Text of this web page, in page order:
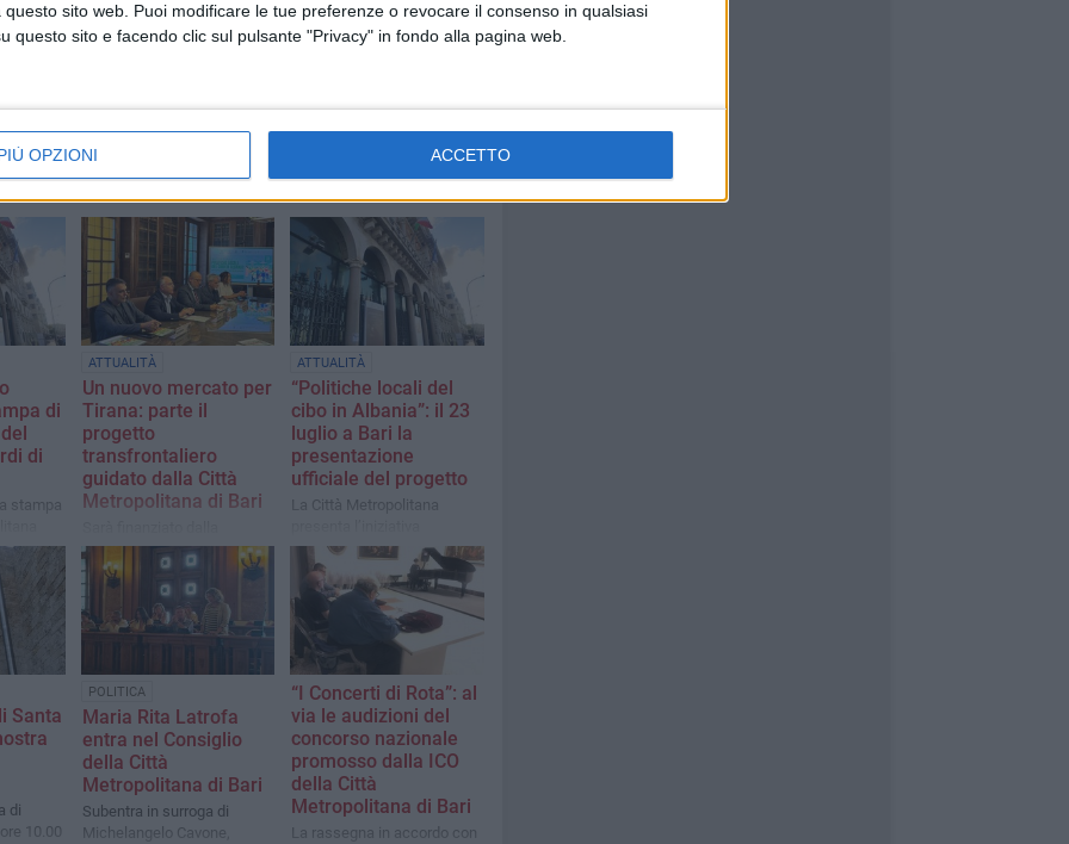
sito web. Puoi modificare le tue preferenze o revocare il consenso in qualsiasi
questo sito e facendo clic sul pulsante "Privacy" in fondo alla pagina web.
OPZIONI ACCETTO
di
di
stampa
ATTUALITÀ
Un nuovo mercato per
Tirana: parte il
progetto
transfrontaliero
guidato dalla Città
Metropolitana di Bari
Cooperazione Italiana. La
presentazione nel
capoluogo pugliese
ATTUALITÀ
“Politiche locali del
cibo in Albania”: il 23
luglio a Bari la
presentazione
ufficiale del progetto
La Città Metropolitana
finanziata dall’Agenzia
Italiana per la Cooperazione
allo Sviluppo
Santa
di
10.00
POLITICA
Maria Rita Latrofa
entra nel Consiglio
della Città
Metropolitana di Bari
Subentra in surroga di
Michelangelo Cavone,
“I Concerti di Rota”: al
via le audizioni del
concorso nazionale
promosso dalla ICO
della Città
Metropolitana di Bari
La rassegna in accordo con